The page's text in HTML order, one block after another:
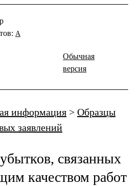
A
Обычная
версия
информация > Образцы
заявлений
связанных
качеством работ